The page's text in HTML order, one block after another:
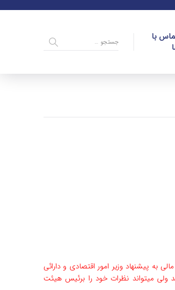
با
به پیشنهاد وزیر امور اقتصادی و دارائی
ولی میتواند نظرات خود را برئیس هیئت